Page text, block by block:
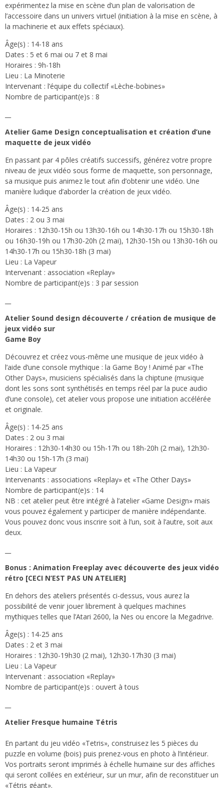
expérimentez la mise en scène d’un plan de valorisation de
l’accessoire dans un univers virtuel (initiation à la mise en scène, à
la machinerie et aux effets spéciaux).
Âge(s) : 14-18 ans
Dates : 5 et 6 mai ou 7 et 8 mai
Horaires : 9h-18h
Lieu : La Minoterie
Intervenant : l’équipe du collectif «Lèche-bobines»
Nombre de participant(e)s : 8
Atelier Game Design conceptualisation et création d’une
maquette de jeux vidéo
En passant par 4 pôles créatifs successifs, générez votre propre
niveau de jeux vidéo sous forme de maquette, son personnage,
sa musique puis animez le tout afin d’obtenir une vidéo. Une
manière ludique d’aborder la création de jeux vidéo.
Âge(s) : 14-25 ans
Dates : 2 ou 3 mai
Horaires : 12h30-15h ou 13h30-16h ou 14h30-17h ou 15h30-18h
ou 16h30-19h ou 17h30-20h (2 mai), 12h30-15h ou 13h30-16h ou
14h30-17h ou 15h30-18h (3 mai)
Lieu : La Vapeur
Intervenant : association «Replay»
Nombre de participant(e)s : 3 par session
Atelier Sound design découverte / création de musique de
jeux vidéo sur
Game Boy
Découvrez et créez vous-même une musique de jeux vidéo à
l’aide d’une console mythique : la Game Boy ! Animé par «The
Other Days», musiciens spécialisés dans la chiptune (musique
dont les sons sont synthétisés en temps réel par la puce audio
d’une console), cet atelier vous propose une initiation accélérée
et originale.
Âge(s) : 14-25 ans
Dates : 2 ou 3 mai
Horaires : 12h30-14h30 ou 15h-17h ou 18h-20h (2 mai), 12h30-
14h30 ou 15h-17h (3 mai)
Lieu : La Vapeur
Intervenants : associations «Replay» et «The Other Days»
Nombre de participant(e)s : 14
NB : cet atelier peut être intégré à l’atelier «Game Design» mais
vous pouvez également y participer de manière indépendante.
Vous pouvez donc vous inscrire soit à l’un, soit à l’autre, soit aux
deux.
Bonus : Animation Freeplay avec découverte des jeux vidéo
rétro [CECI N’EST PAS UN ATELIER]
En dehors des ateliers présentés ci-dessus, vous aurez la
possibilité de venir jouer librement à quelques machines
mythiques telles que l’Atari 2600, la Nes ou encore la Megadrive.
Âge(s) : 14-25 ans
Dates : 2 et 3 mai
Horaires : 12h30-19h30 (2 mai), 12h30-17h30 (3 mai)
Lieu : La Vapeur
Intervenant : association «Replay»
Nombre de participant(e)s : ouvert à tous
Atelier Fresque humaine Tétris
En partant du jeu vidéo «Tetris», construisez les 5 pièces du
puzzle en volume (bois) puis prenez-vous en photo à l’intérieur.
Vos portraits seront imprimés à échelle humaine sur des affiches
qui seront collées en extérieur, sur un mur, afin de reconstituer un
«Tétris géant».